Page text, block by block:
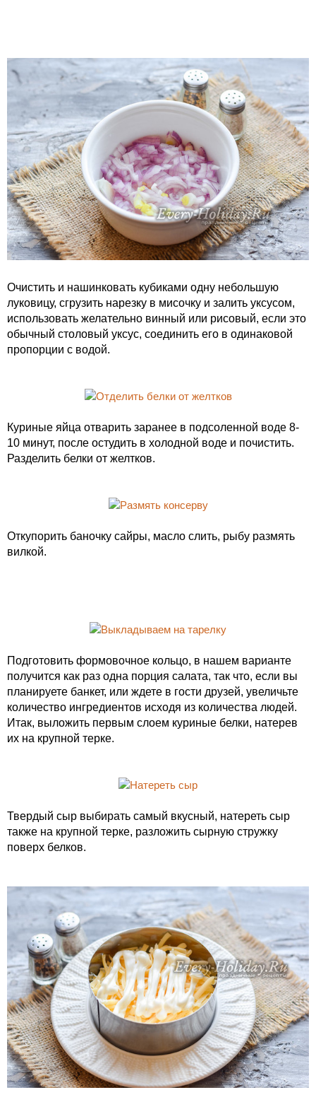
Очистить и нашинковать кубиками одну небольшую
луковицу, сгрузить нарезку в мисочку и залить уксусом,
использовать желательно винный или рисовый, если это
обычный столовый уксус, соединить его в одинаковой
пропорции с водой.
Куриные яйца отварить заранее в подсоленной воде 8-
10 минут, после остудить в холодной воде и почистить.
Разделить белки от желтков.
Откупорить баночку сайры, масло слить, рыбу размять
вилкой.
Подготовить формовочное кольцо, в нашем варианте
получится как раз одна порция салата, так что, если вы
планируете банкет, или ждете в гости друзей, увеличьте
количество ингредиентов исходя из количества людей.
Итак, выложить первым слоем куриные белки, натерев
их на крупной терке.
Твердый сыр выбирать самый вкусный, натереть сыр
также на крупной терке, разложить сырную стружку
поверх белков.